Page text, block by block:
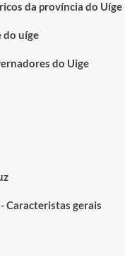
da província do Uíge
do uíge
do Uige
Caracteristas gerais